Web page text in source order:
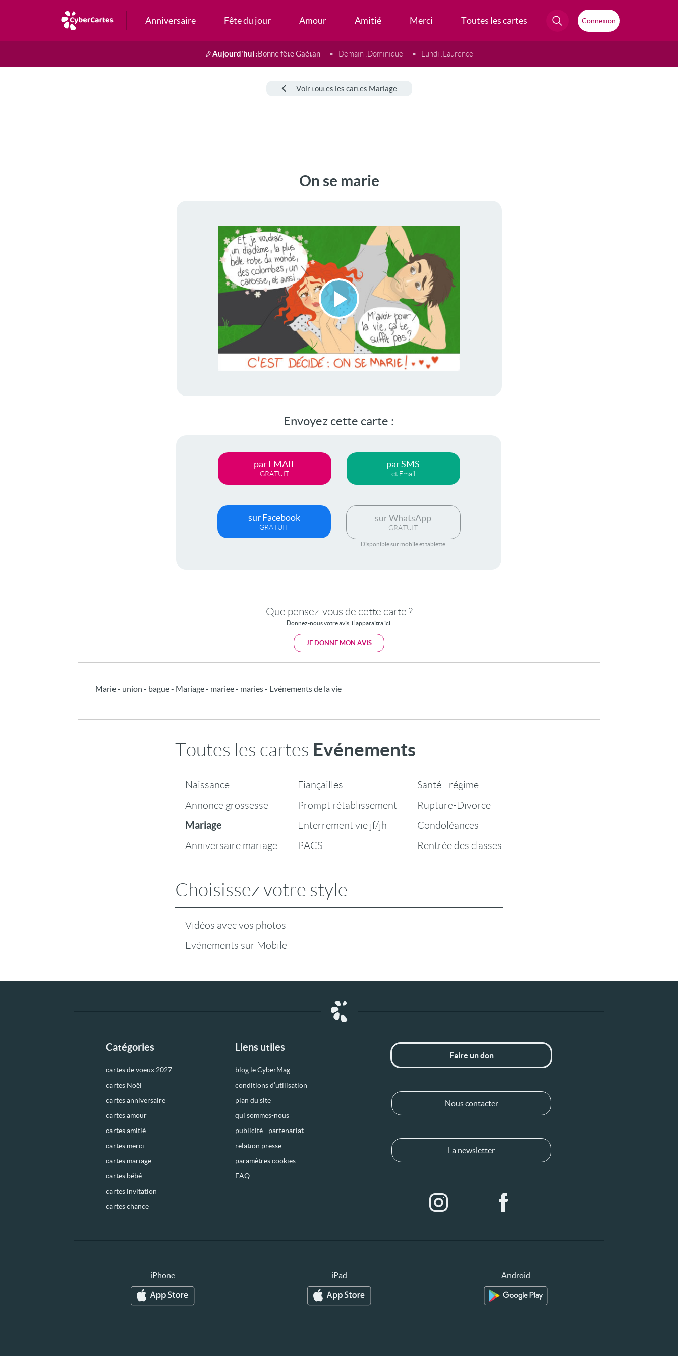
Anniversaire Fête du jour Amour Amitié Merci Toutes les cartes Connexion
🎉Aujourd'hui :Bonne fête Gaétan Demain :Dominique Lundi :Laurence
Voir toutes les cartes Mariage
On se marie
Lire
la
Envoyez cette carte :
par EMAIL
GRATUIT
par SMS
et Email
sur Facebook
GRATUIT
sur WhatsApp
GRATUIT
Disponible sur mobile et tablette
Que pensez-vous de cette carte ?
Donnez-nous votre avis, il apparaitra ici.
JE DONNE MON AVIS
Marie - union - bague - Mariage - mariee - maries - Evénements de la vie
Toutes les cartes Evénements
Naissance
Annonce grossesse
Mariage
Anniversaire mariage
Fiançailles
Prompt rétablissement
Enterrement vie jf/jh
PACS
Santé - régime
Rupture-Divorce
Condoléances
Rentrée des classes
Choisissez votre style
Vidéos avec vos photos
Evénements sur Mobile
Catégories
cartes de voeux 2027
cartes Noël
cartes anniversaire
cartes amour
cartes amitié
cartes merci
cartes mariage
cartes bébé
cartes invitation
cartes chance
Liens utiles
blog le CyberMag
conditions d’utilisation
plan du site
qui sommes-nous
publicité - partenariat
relation presse
paramètres cookies
FAQ
Faire un don
Nous contacter
La newsletter
iPhone iPad Android